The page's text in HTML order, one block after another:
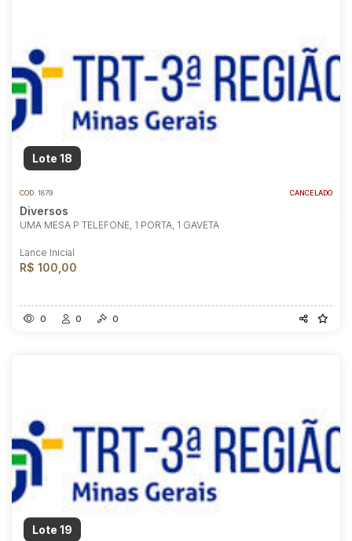
Lote 18
COD. 1879 CANCELADO
Diversos
UMA MESA P TELEFONE, 1 PORTA, 1 GAVETA
Lance Inicial
R$ 100,00
0 0 0
Lote 19